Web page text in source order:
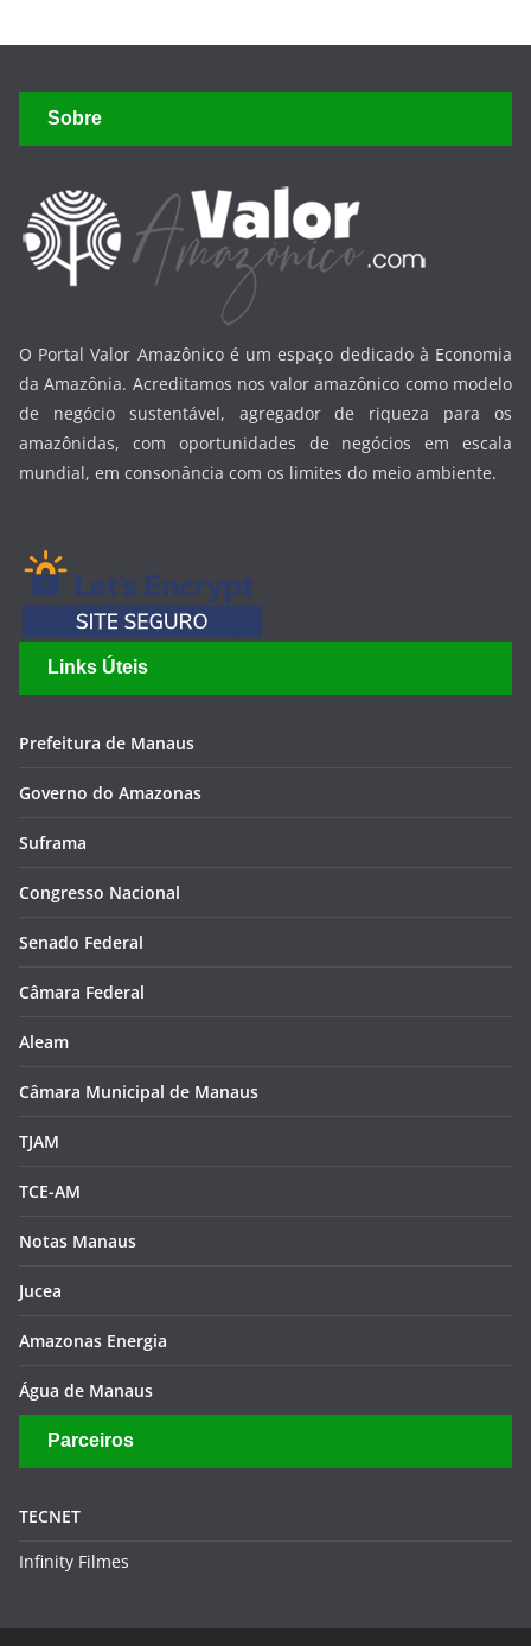
Sobre
O Portal Valor Amazônico é um espaço dedicado à Economia
da Amazônia. Acreditamos nos valor amazônico como modelo
de negócio sustentável, agregador de riqueza para os
amazônidas, com oportunidades de negócios em escala
mundial, em consonância com os limites do meio ambiente.
Links Úteis
Prefeitura de Manaus
Governo do Amazonas
Suframa
Congresso Nacional
Senado Federal
Câmara Federal
Aleam
Câmara Municipal de Manaus
TJAM
TCE-AM
Notas Manaus
Jucea
Amazonas Energia
Água de Manaus
Parceiros
TECNET
Infinity Filmes